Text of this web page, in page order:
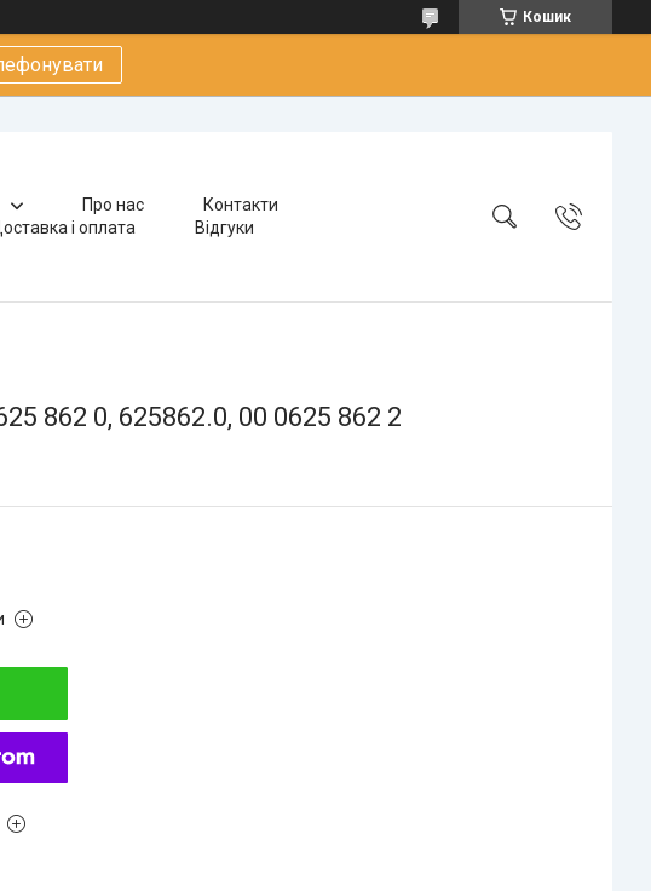
Кошик
Про нас
Контакти
і оплата Відгуки
862 0, 625862.0, 00 0625 862 2